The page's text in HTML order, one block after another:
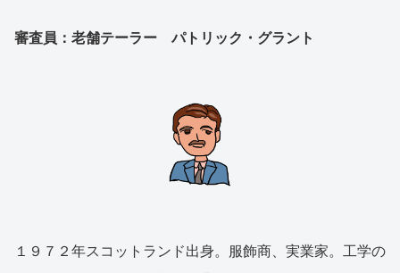
審査員：老舗テーラー パトリック・グラント
１９７２年スコットランド出身。服飾商、実業家。工学の